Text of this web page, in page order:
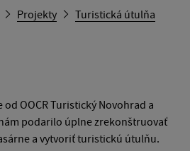
Projekty Turistická útulňa
OOCR Turistický Novohrad a
podarilo úplne zrekonštruovať
a vytvoriť turistickú útulňu.